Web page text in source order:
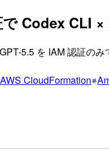
Codex CLI
5.5 を IAM 認証の
AWS CloudFormation